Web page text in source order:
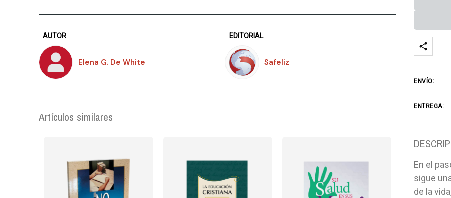
AUTOR
Elena G. De White
EDITORIAL
Safeliz
Artículos similares
ENVÍO:
ENTREGA:
En el
sigue
de la